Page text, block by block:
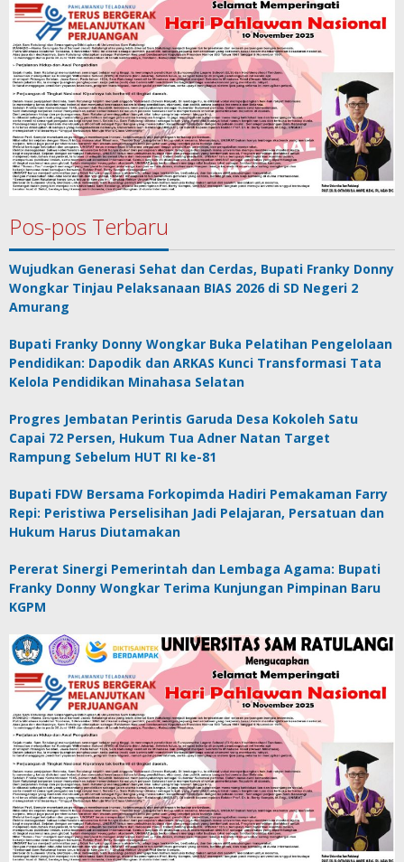
Pos-pos Terbaru
Wujudkan Generasi Sehat dan Cerdas, Bupati Franky Donny
Wongkar Tinjau Pelaksanaan BIAS 2026 di SD Negeri 2
Amurang
Bupati Franky Donny Wongkar Buka Pelatihan Pengelolaan
Pendidikan: Dapodik dan ARKAS Kunci Transformasi Tata
Kelola Pendidikan Minahasa Selatan
Progres Jembatan Perintis Garuda Desa Kokoleh Satu
Capai 72 Persen, Hukum Tua Adner Natan Target
Rampung Sebelum HUT RI ke-81
Bupati FDW Bersama Forkopimda Hadiri Pemakaman Farry
Repi: Peristiwa Perselisihan Jadi Pelajaran, Persatuan dan
Hukum Harus Diutamakan
Pererat Sinergi Pemerintah dan Lembaga Agama: Bupati
Franky Donny Wongkar Terima Kunjungan Pimpinan Baru
KGPM